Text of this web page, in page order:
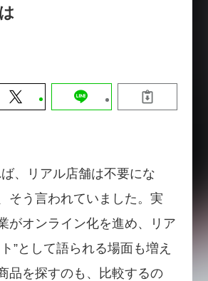
ば、リアル店舗は不要にな
そう言われていました。実
がオンライン化を進め、リア
”として語られる場面も増え
品を探すのも、比較するの